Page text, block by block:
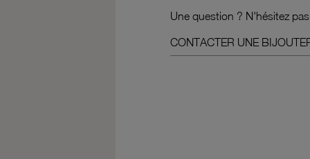
Une question ? N'hésitez
CONTACTER UNE